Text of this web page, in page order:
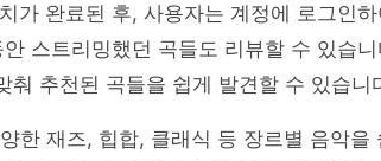
가 완료된 후, 사용자는 계정에 로그인
스트리밍했던 곡들도 리뷰할 수 있습
춰 추천된 곡들을 쉽게 발견할 수 있습니
한 재즈, 힙합, 클래식 등 장르별 음악을